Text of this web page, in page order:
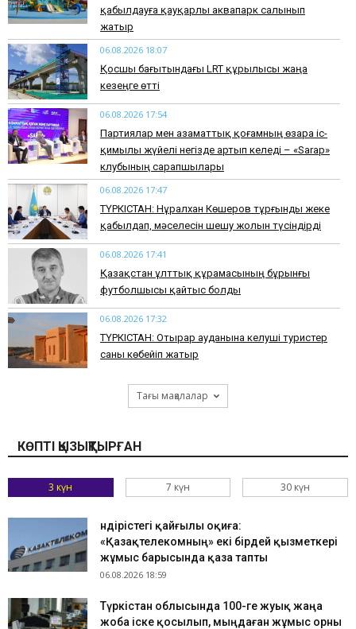
қабылдауға қауқарлы аквапарк салынып
жатыр
06.08.2026 18:07
Қосшы бағытындағы LRT құрылысы жаңа
кезеңге өтті
06.08.2026 17:54
Партиялар мен азаматтық қоғамның өзара іс-
қимылы жүйелі негізде артып келеді – «Sarap»
клубының сарапшылары
06.08.2026 17:47
ТҮРКІСТАН: Нұралхан Көшеров тұрғынды жеке
қабылдап, мәселесін шешу жолын түсіндірді
06.08.2026 17:41
Қазақстан ұлттық құрамасының бұрынғы
футболшысы қайтыс болды
06.08.2026 17:32
ТҮРКІСТАН: Отырар ауданына келуші туристер
саны көбейіп жатыр
Тағы мақалалар
КӨПТІ ҚЫЗЫҚТЫРҒАН
3 күн 7 күн 30 күн
Өндірістегі қайғылы оқиға:
«Қазақтелекомның» екі бірдей қызметкері
жұмыс барысында қаза тапты
06.08.2026 18:59
Түркістан облысында 100-ге жуық жаңа
жоба іске қосылып, мыңдаған жұмыс орны